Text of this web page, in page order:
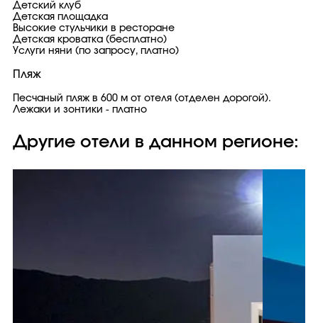
Детский клуб
Детская площадка
Высокие стульчики в ресторане
Детская кроватка (бесплатно)
Услуги няни (по запросу, платно)
Пляж
Песчаный пляж в 600 м от отеля (отделен дорогой).
Лежаки и зонтики - платно
Другие отели в данном регионе: